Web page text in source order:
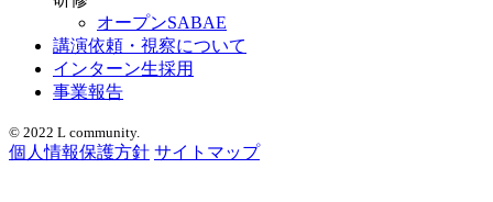
オープンSABAE
講演依頼・視察について
インターン生採用
事業報告
© 2022 L community.
個人情報保護方針 サイトマップ